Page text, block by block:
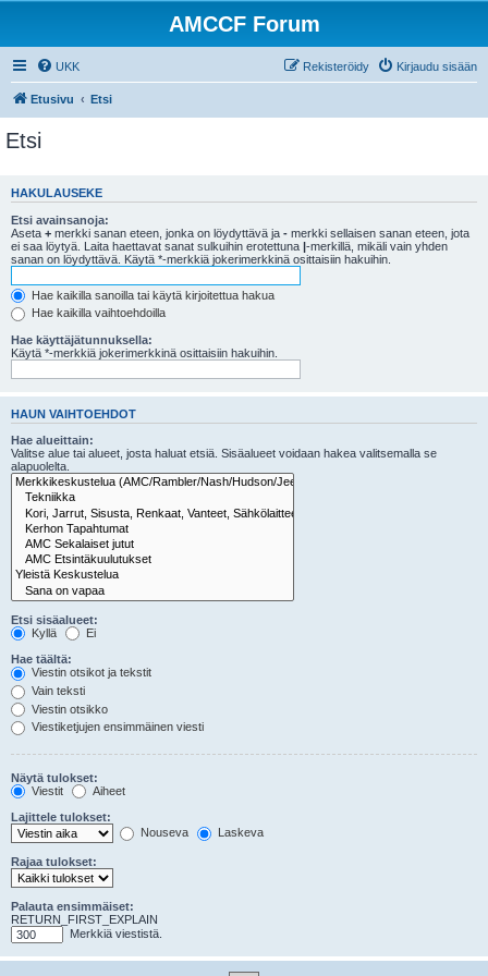
AMCCF Forum
UKK Kirjaudu sisään
Rekisteröidy
Etusivu Etsi
Etsi
HAKULAUSEKE
Etsi avainsanoja:
Aseta + merkki sanan eteen, jonka on löydyttävä ja - merkki sellaisen sanan eteen, jota
ei saa löytyä. Laita haettavat sanat sulkuihin erotettuna |-merkillä, mikäli vain yhden
sanan on löydyttävä. Käytä *-merkkiä jokerimerkkinä osittaisiin hakuihin.
Hae kaikilla sanoilla tai käytä kirjoitettua hakua
Hae kaikilla vaihtoehdoilla
Hae käyttäjätunnuksella:
Käytä *-merkkiä jokerimerkkinä osittaisiin hakuihin.
HAUN VAIHTOEHDOT
Hae alueittain:
Valitse alue tai alueet, josta haluat etsiä. Sisäalueet voidaan hakea valitsemalla se
alapuolelta.
Etsi sisäalueet:
Kyllä
Ei
Hae täältä:
Viestin otsikot ja tekstit
Vain teksti
Viestin otsikko
Viestiketjujen ensimmäinen viesti
Näytä tulokset:
Viestit
Aiheet
Lajittele tulokset:
Nouseva
Laskeva
Rajaa tulokset:
Palauta ensimmäiset:
RETURN_FIRST_EXPLAIN
Merkkiä viestistä.